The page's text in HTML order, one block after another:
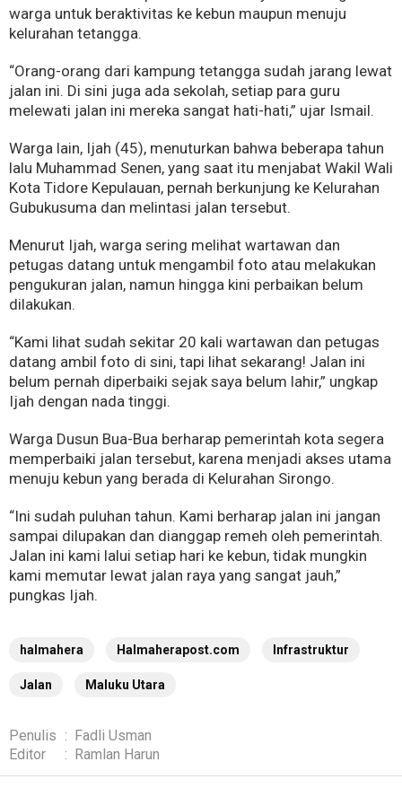
warga untuk beraktivitas ke kebun maupun menuju
kelurahan tetangga.
“Orang-orang dari kampung tetangga sudah jarang lewat
jalan ini. Di sini juga ada sekolah, setiap para guru
melewati jalan ini mereka sangat hati-hati,” ujar Ismail.
Warga lain, Ijah (45), menuturkan bahwa beberapa tahun
lalu Muhammad Senen, yang saat itu menjabat Wakil Wali
Kota Tidore Kepulauan, pernah berkunjung ke Kelurahan
Gubukusuma dan melintasi jalan tersebut.
Menurut Ijah, warga sering melihat wartawan dan
petugas datang untuk mengambil foto atau melakukan
pengukuran jalan, namun hingga kini perbaikan belum
dilakukan.
“Kami lihat sudah sekitar 20 kali wartawan dan petugas
datang ambil foto di sini, tapi lihat sekarang! Jalan ini
belum pernah diperbaiki sejak saya belum lahir,” ungkap
Ijah dengan nada tinggi.
Warga Dusun Bua-Bua berharap pemerintah kota segera
memperbaiki jalan tersebut, karena menjadi akses utama
menuju kebun yang berada di Kelurahan Sirongo.
“Ini sudah puluhan tahun. Kami berharap jalan ini jangan
sampai dilupakan dan dianggap remeh oleh pemerintah.
Jalan ini kami lalui setiap hari ke kebun, tidak mungkin
kami memutar lewat jalan raya yang sangat jauh,”
pungkas Ijah.
halmahera Halmaherapost.com Infrastruktur
Jalan Maluku Utara
Penulis : Fadli Usman
Editor
: Ramlan Harun